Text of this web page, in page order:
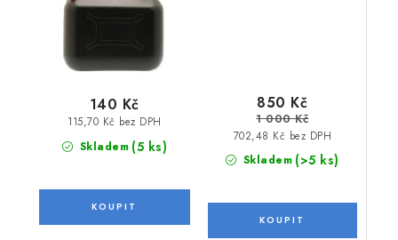
Skladem (5 ks)
115,70 Kč bez DPH
140 Kč
Skladem (>5 ks)
702,48 Kč bez DPH
850 Kč
1 000 Kč